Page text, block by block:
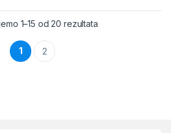
1–15 od 20 rezultata
1 2